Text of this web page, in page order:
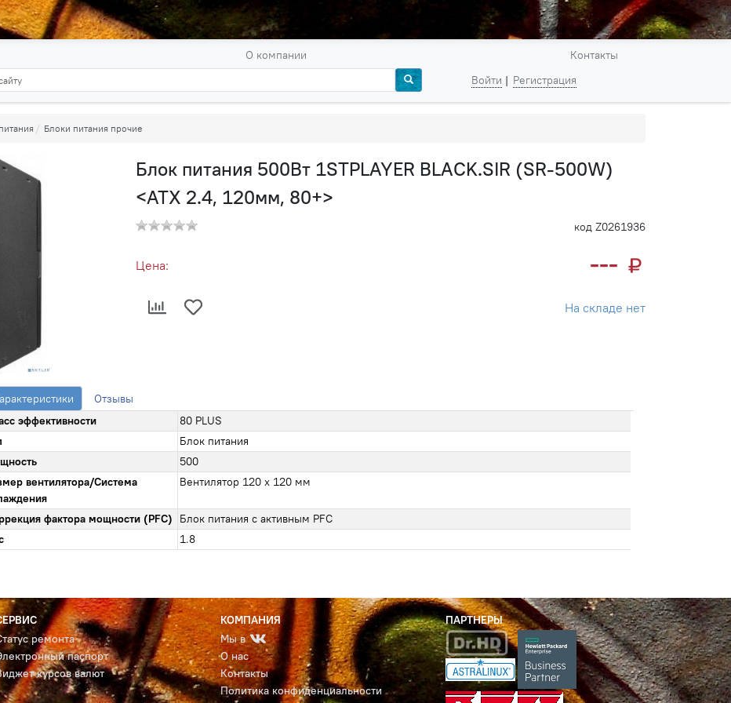
О компании
Контакты
Войти
Регистрация
Блоки питания прочие
Блок питания 500Вт 1STPLAYER BLACK.SIR (SR-500W)
<ATX 2.4, 120мм, 80+>
код Z0261936
Цена: ---
На складе нет
Отзывы
эффективности
80 PLUS
Блок питания
500
вентилятора/Система
Вентилятор 120 x 120 мм
фактора мощности (PFC)
Блок питания с активным PFC
1.8
ремонта
паспорт
курсов валют
КОМПАНИЯ
Мы в
О нас
Контакты
Политика конфиденциальности
ПАРТНЕРЫ